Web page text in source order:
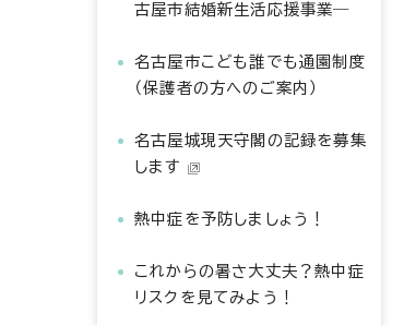
古屋市結婚新生活応援事業―
名古屋市こども誰でも通園制度
（保護者の方へのご案内）
名古屋城現天守閣の記録を募集
します
熱中症を予防しましょう！
これからの暑さ大丈夫？熱中症
リスクを見てみよう！